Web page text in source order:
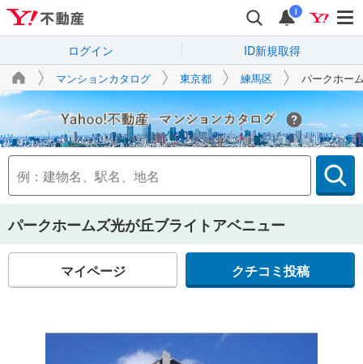
i
ログイン ID新規取得
マンションカタログ 東京都 練馬区 パークホー
Yahoo!不動産
パークホームズ光が丘ブライトアベニュー
マイページ クチコミ投稿